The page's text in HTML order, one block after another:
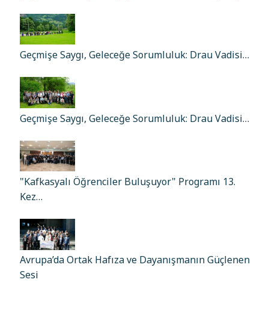
Geçmişe Saygı, Geleceğe Sorumluluk: Drau Vadisi…
Geçmişe Saygı, Geleceğe Sorumluluk: Drau Vadisi…
"Kafkasyalı Öğrenciler Buluşuyor" Programı 13.
Kez…
Avrupa’da Ortak Hafıza ve Dayanışmanın Güçlenen
Sesi